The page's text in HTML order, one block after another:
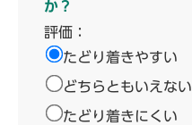
か？
評価：
たどり着きやすい
どちらともいえない
たどり着きにくい